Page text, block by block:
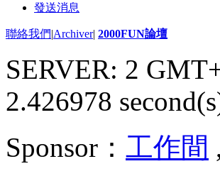
發送消息
聯絡我們|Archiver| 2000FUN論壇
SERVER: 2
2.426978
Sponsor： 工作間 ,